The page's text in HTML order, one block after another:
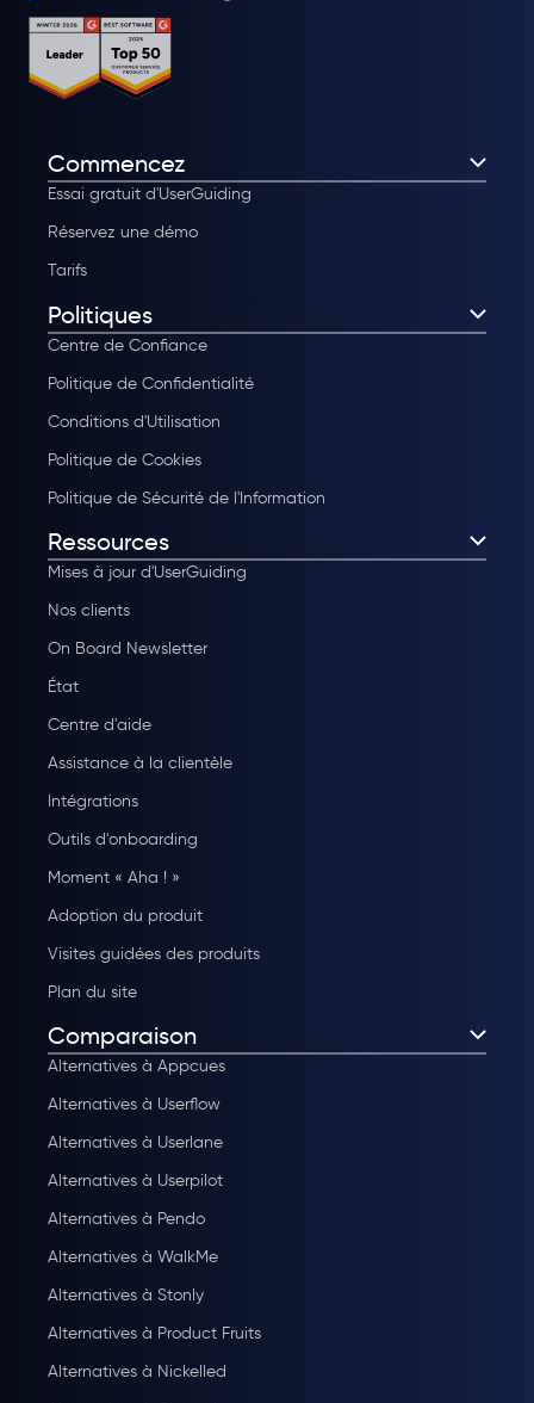
Commencez
Essai gratuit d'UserGuiding
Réservez une démo
Tarifs
Politiques
Centre de Confiance
Politique de Confidentialité
Conditions d'Utilisation
Politique de Cookies
Politique de Sécurité de l'Information
Ressources
Mises à jour d'UserGuiding
Nos clients
On Board Newsletter
État
Centre d'aide
Assistance à la clientèle
Intégrations
Outils d'onboarding
Moment « Aha ! »
Adoption du produit
Visites guidées des produits
Plan du site
Comparaison
Alternatives à Appcues
Alternatives à Userflow
Alternatives à Userlane
Alternatives à Userpilot
Alternatives à Pendo
Alternatives à WalkMe
Alternatives à Stonly
Alternatives à Product Fruits
Alternatives à Nickelled